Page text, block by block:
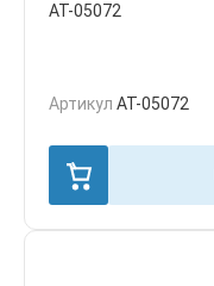
AT-05072
Артикул AT-05072